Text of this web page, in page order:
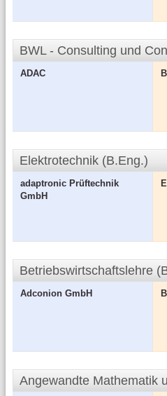
BWL - Consulting und
ADAC
Elektrotechnik (B.Eng.)
adaptronic Prüftechnik
GmbH
Betriebswirtschaftslehre
Adconion GmbH
Angewandte Mathematik